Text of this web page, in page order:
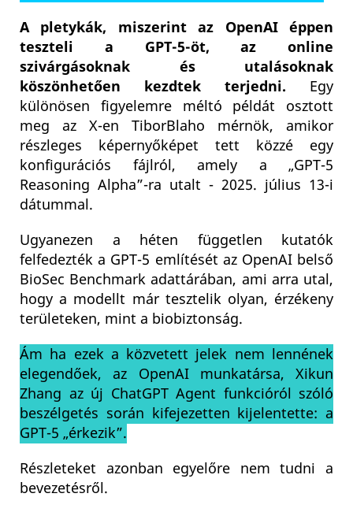
A pletykák, miszerint az OpenAI éppen
teszteli a GPT-5-öt, az online
szivárgásoknak és utalásoknak
köszönhetően kezdtek terjedni. Egy
különösen figyelemre méltó példát osztott
meg az X-en TiborBlaho mérnök, amikor
részleges képernyőképet tett közzé egy
konfigurációs fájlról, amely a „GPT‑5
Reasoning Alpha”-ra utalt - 2025. július 13-i
dátummal.
Ugyanezen a héten független kutatók
felfedezték a GPT-5 említését az OpenAI belső
BioSec Benchmark adattárában, ami arra utal,
hogy a modellt már tesztelik olyan, érzékeny
területeken, mint a biobiztonság.
Ám ha ezek a közvetett jelek nem lennének
elegendőek, az OpenAI munkatársa, Xikun
Zhang az új ChatGPT Agent funkcióról szóló
beszélgetés során kifejezetten kijelentette: a
GPT-5 „érkezik”.
Részleteket azonban egyelőre nem tudni a
bevezetésről.